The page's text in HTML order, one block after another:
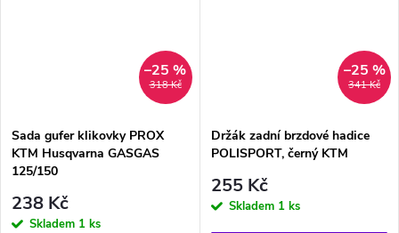
318 Kč
–25 %
Sada gufer klikovky PROX
KTM Husqvarna GASGAS
125/150
238 Kč
Skladem 1 ks
341 Kč
–25 %
Držák zadní brzdové hadice
POLISPORT, černý KTM
255 Kč
Skladem 1 ks